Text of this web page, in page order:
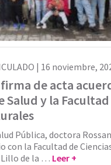
| 16 noviembre,
de acta
Salud y la
Pública, doctora
con la Facultad de
de la … Leer +